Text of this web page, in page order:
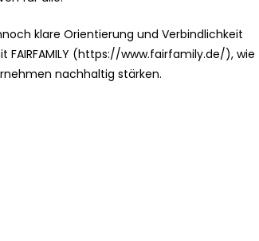
klare Orientierung und Verbindlichkeit
(https://www.fairfamily.de/), wie
nachhaltig stärken.